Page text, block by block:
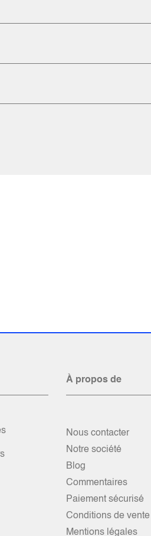
À propos de
Nous contacter
Notre société
Blog
Commentaires
Paiement sécurisé
Conditions de vente
Mentions légales